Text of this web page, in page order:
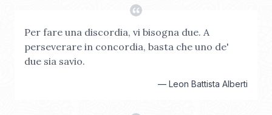
Per fare una discordia, vi bisogna due. A
perseverare in concordia, basta che uno de'
due sia savio.
— Leon Battista Alberti